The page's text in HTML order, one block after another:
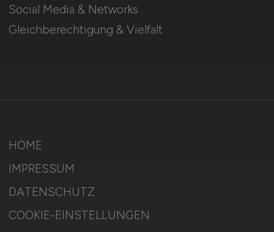
Social Media & Networks
Gleichberechtigung & Vielfalt
HOME
IMPRESSUM
DATENSCHUTZ
COOKIE-EINSTELLUNGEN